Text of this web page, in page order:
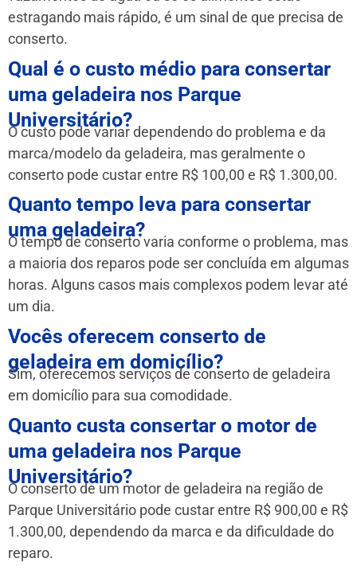
estragando mais rápido, é um sinal de que precisa de
conserto.
Qual é o custo médio para consertar
uma geladeira nos Parque
Universitário?
O custo pode variar dependendo do problema e da
marca/modelo da geladeira, mas geralmente o
conserto pode custar entre R$ 100,00 e R$ 1.300,00.
Quanto tempo leva para consertar
uma geladeira?
O tempo de conserto varia conforme o problema, mas
a maioria dos reparos pode ser concluída em algumas
horas. Alguns casos mais complexos podem levar até
um dia.
Vocês oferecem conserto de
geladeira em domicílio?
Sim, oferecemos serviços de conserto de geladeira
em domicílio para sua comodidade.
Quanto custa consertar o motor de
uma geladeira nos Parque
Universitário?
O conserto de um motor de geladeira na região de
Parque Universitário pode custar entre R$ 900,00 e R$
1.300,00, dependendo da marca e da dificuldade do
reparo.